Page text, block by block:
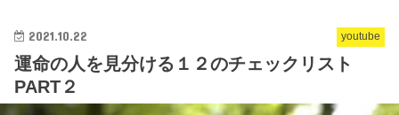
youtube
2021.10.22
運命の人を見分ける１２のチェックリスト
PART２